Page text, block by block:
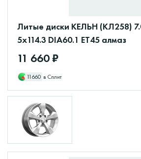
Литые диски КЕЛЬН (КЛ258)
5x114.3 DIA60.1 ET45 алмаз
11 660 ₽
11660 в Сплит